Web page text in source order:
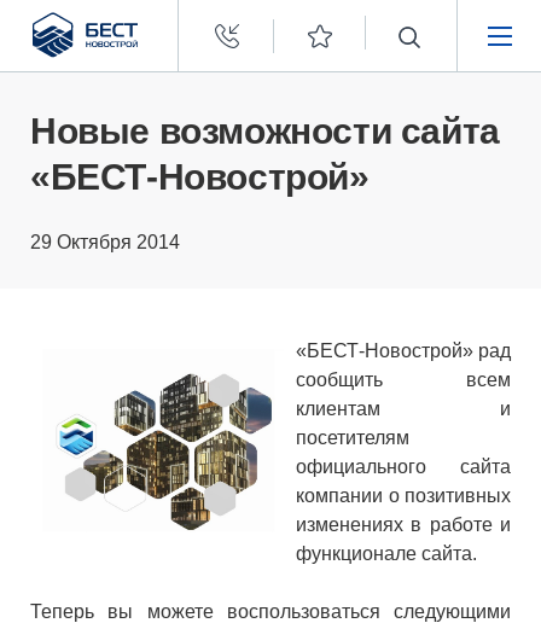
Бест
Новострой
ПОКУПАТЕЛЯМ
ЗАСТРОЙЩИКАМ
Новые возможности сайта
«БЕСТ-Новострой»
29 Октября 2014
«БЕСТ-Новострой» рад
сообщить всем
клиентам и
посетителям
официального сайта
компании о позитивных
изменениях в работе и
функционале сайта.
Теперь вы можете воспользоваться следующими